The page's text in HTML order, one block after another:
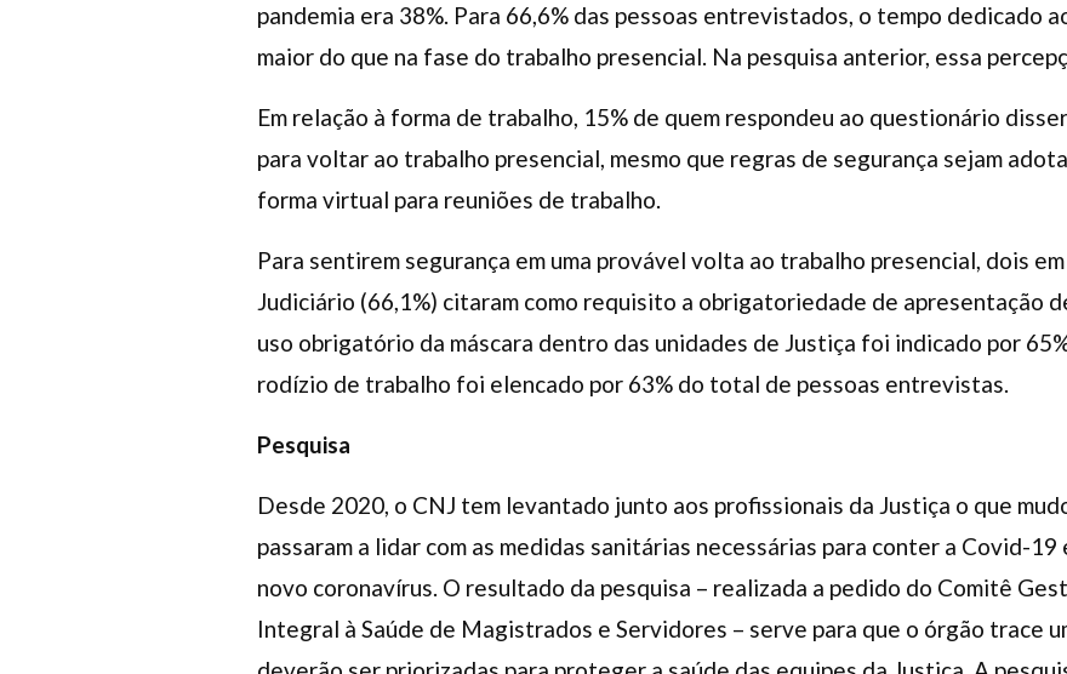
pandemia era 38%. Para 66,6% das pessoas entrevistados, o tempo dedicado
maior do que na fase do trabalho presencial. Na pesquisa anterior, essa
Em relação à forma de trabalho, 15% de quem respondeu ao questionário
para voltar ao trabalho presencial, mesmo que regras de segurança sejam
forma virtual para reuniões de trabalho.
Para sentirem segurança em uma provável volta ao trabalho presencial, dois
Judiciário (66,1%) citaram como requisito a obrigatoriedade de apresentação
uso obrigatório da máscara dentro das unidades de Justiça foi indicado por
rodízio de trabalho foi elencado por 63% do total de pessoas entrevistas.
Pesquisa
Desde 2020, o CNJ tem levantado junto aos profissionais da Justiça o que
passaram a lidar com as medidas sanitárias necessárias para conter a Covid-
novo coronavírus. O resultado da pesquisa – realizada a pedido do Comitê
Integral à Saúde de Magistrados e Servidores – serve para que o órgão trace